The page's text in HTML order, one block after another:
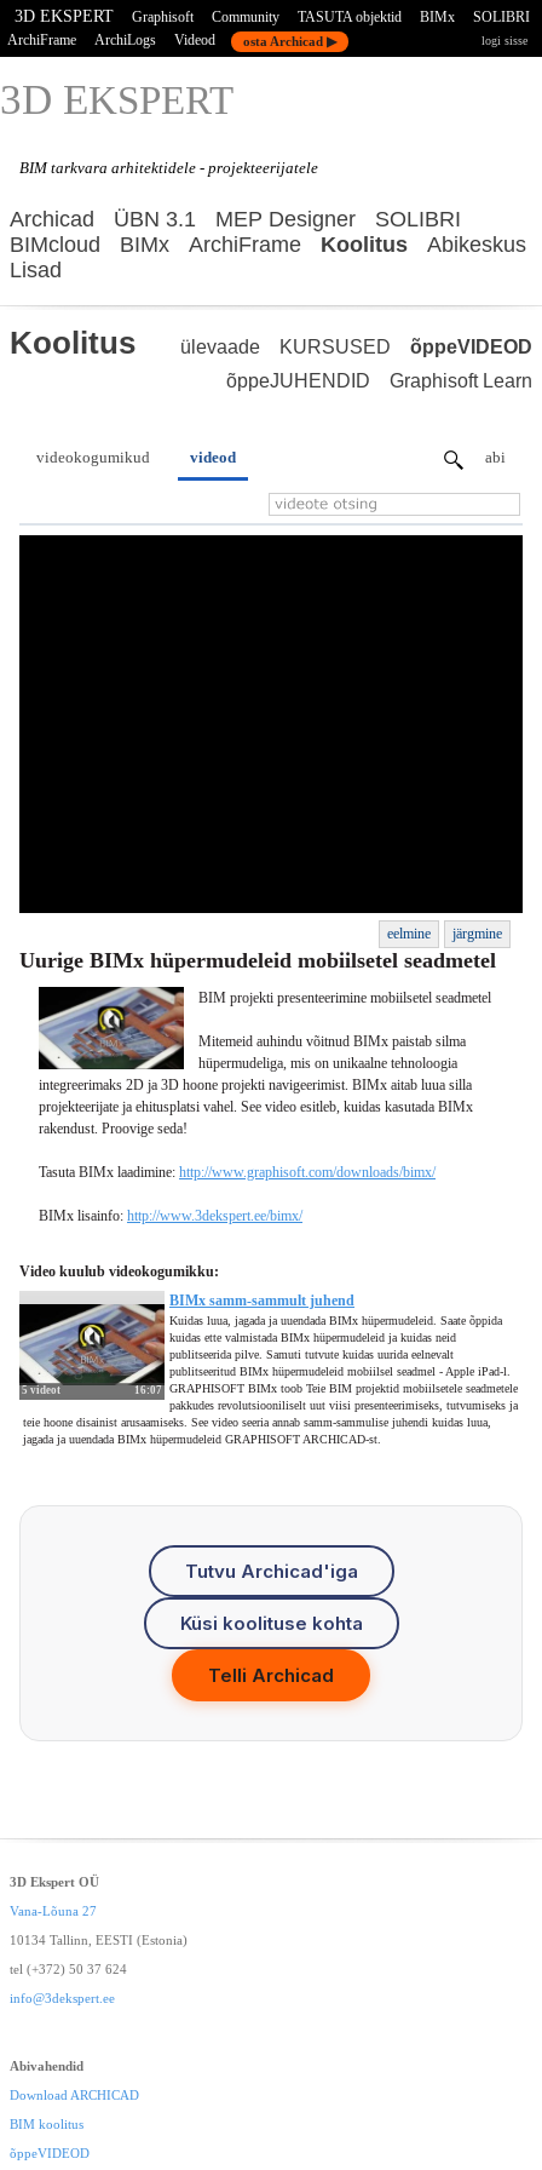
3D EKSPERT Graphisoft Community TASUTA objektid BIMx
SOLIBRI
ArchiFrame
ArchiLogs Videod osta Archicad ▶ logi sisse
3D EKSPERT
BIM tarkvara arhitektidele - projekteerijatele
Archicad ÜBN 3.1 MEP Designer
SOLIBRI
BIMcloud
BIMx ArchiFrame Koolitus
Abikeskus
Lisad
Koolitus ülevaade KURSUSED
õppeVIDEOD
õppeJUHENDID
Graphisoft Learn
videokogumikud videod abi
eelmine järgmine
Uurige BIMx hüpermudeleid mobiilsetel seadmetel
BIM projekti presenteerimine mobiilsetel seadmetel
Mitemeid auhindu võitnud BIMx paistab silma
hüpermudeliga, mis on unikaalne tehnoloogia
integreerimaks 2D ja 3D hoone projekti navigeerimist. BIMx aitab luua silla
projekteerijate ja ehitusplatsi vahel. See video esitleb, kuidas kasutada BIMx
rakendust. Proovige seda!
Tasuta BIMx laadimine: http://www.graphisoft.com/downloads/bimx/
BIMx lisainfo: http://www.3dekspert.ee/bimx/
Video kuulub videokogumikku:
5 videot 16:07
BIMx samm-sammult juhend
Kuidas luua, jagada ja uuendada BIMx hüpermudeleid. Saate õppida
kuidas ette valmistada BIMx hüpermudeleid ja kuidas neid
publitseerida pilve. Samuti tutvute kuidas uurida eelnevalt
publitseeritud BIMx hüpermudeleid mobiilsel seadmel - Apple iPad-l.
GRAPHISOFT BIMx toob Teie BIM projektid mobiilsetele seadmetele
pakkudes revolutsiooniliselt uut viisi presenteerimiseks, tutvumiseks ja
teie hoone disainist arusaamiseks. See video seeria annab samm-sammulise juhendi kuidas luua,
jagada ja uuendada BIMx hüpermudeleid GRAPHISOFT ARCHICAD-st.
Tutvu Archicad'iga
Küsi koolituse kohta
Telli Archicad
3D Ekspert OÜ
Vana-Lõuna 27
10134 Tallinn, EESTI (Estonia)
tel (+372) 50 37 624
info@3dekspert.ee
Abivahendid
Download ARCHICAD
BIM koolitus
õppeVIDEOD